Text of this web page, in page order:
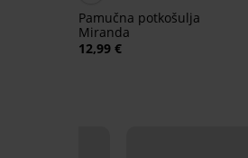
Pamučna potkošulja
Miranda
12,99 €